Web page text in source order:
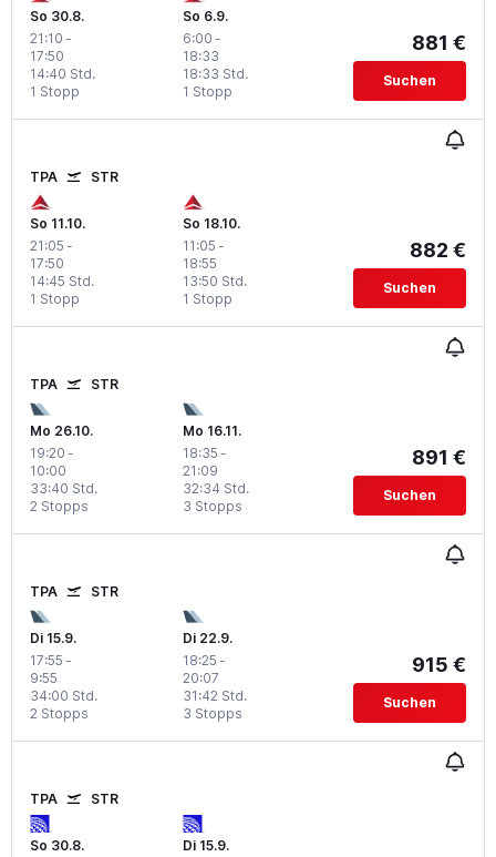
So 30.8.
21:10 -
17:50
1 Stopp
14:40 Std.
So 6.9.
6:00 -
18:33
1 Stopp
18:33 Std.
881 €
Suchen
TPA STR
So 11.10.
21:05 -
17:50
1 Stopp
14:45 Std.
So 18.10.
11:05 -
18:55
1 Stopp
13:50 Std.
882 €
Suchen
TPA STR
Mo 26.10.
19:20 -
10:00
2 Stopps
33:40 Std.
Mo 16.11.
18:35 -
21:09
3 Stopps
32:34 Std.
891 €
Suchen
TPA STR
Di 15.9.
17:55 -
9:55
2 Stopps
34:00 Std.
Di 22.9.
18:25 -
20:07
3 Stopps
31:42 Std.
915 €
Suchen
TPA STR
So 30.8.
Di 15.9.